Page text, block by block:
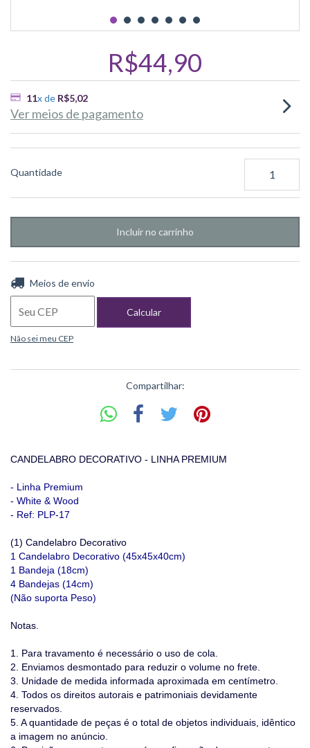
R$44,90
11x de R$5,02
Ver meios de pagamento
Quantidade
Entregas para o CEP:
Meios de envio
Calcular
Não sei meu CEP
Compartilhar:
CANDELABRO DECORATIVO - LINHA PREMIUM
- Linha Premium
- White & Wood
- Ref: PLP-17
(1) Candelabro Decorativo
1 Candelabro Decorativo (45x45x40cm)
1 Bandeja (18cm)
4 Bandejas (14cm)
(Não suporta Peso)
Notas.
1. Para travamento é necessário o uso de cola.
2. Enviamos desmontado para reduzir o volume no frete.
3. Unidade de medida informada aproximada em centímetro.
4. Todos os direitos autorais e patrimoniais devidamente
reservados.
5. A quantidade de peças é o total de objetos individuais, idêntico
a imagem no anúncio.